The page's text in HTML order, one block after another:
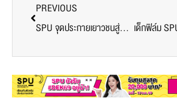
PREVIOUS
SPU จุดประกายเยาวชนสู่ยุค AI! จัดแข่งขัน ‘AI Prompt Mini Hackathon 2025’ ครั้งที่ 3 เฟ้นหานักคิดยุคใหม่ทั่วประเทศ